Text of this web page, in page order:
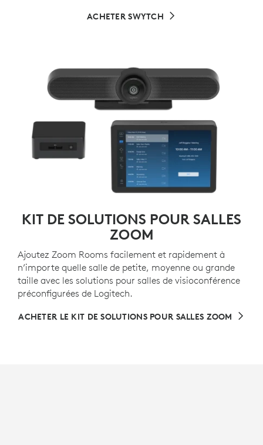
ACHETER SWYTCH
KIT DE SOLUTIONS POUR SALLES
ZOOM
Ajoutez Zoom Rooms facilement et rapidement à
n’importe quelle salle de petite, moyenne ou grande
taille avec les solutions pour salles de visioconférence
préconfigurées de Logitech.
ACHETER LE KIT DE SOLUTIONS POUR SALLES ZOOM